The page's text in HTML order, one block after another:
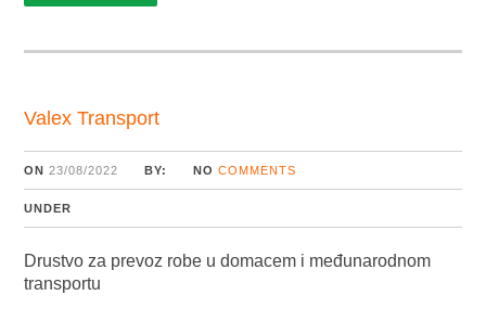
Valex Transport
ON 23/08/2022 BY: NO COMMENTS
UNDER
Drustvo za prevoz robe u domacem i međunarodnom
transportu